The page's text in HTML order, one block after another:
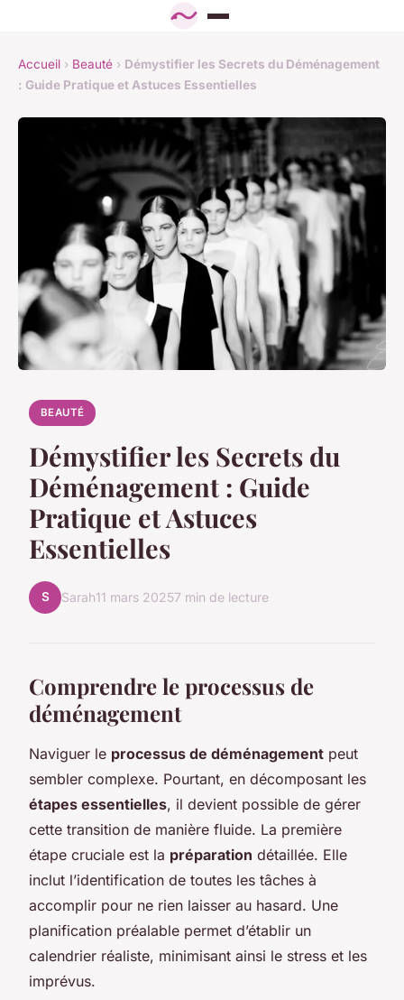
Accueil › Beauté › Démystifier les Secrets du Déménagement
: Guide Pratique et Astuces Essentielles
BEAUTÉ
Démystifier les Secrets du
Déménagement : Guide
Pratique et Astuces
Essentielles
S Sarah11 mars 20257 min de lecture
Comprendre le processus de
déménagement
Naviguer le processus de déménagement peut
sembler complexe. Pourtant, en décomposant les
étapes essentielles, il devient possible de gérer
cette transition de manière fluide. La première
étape cruciale est la préparation détaillée. Elle
inclut l’identification de toutes les tâches à
accomplir pour ne rien laisser au hasard. Une
planification préalable permet d’établir un
calendrier réaliste, minimisant ainsi le stress et les
imprévus.